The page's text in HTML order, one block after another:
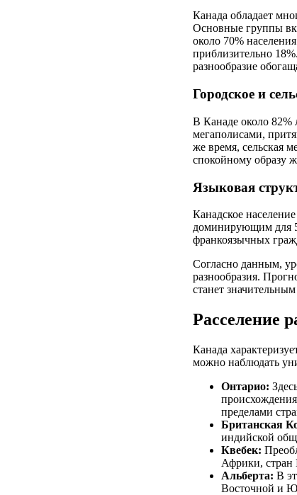
Канада обладает
Основные группы
около 70%
приблизительно
разнообразие
Городское и
В Канаде около
мегаполисами,
же время, сельская
спокойному образу
Языковая
Канадское
доминирующим для
франкоязычных
Согласно данным,
разнообразия.
станет
Расселение
Канада
можно наблюдать
Онтарио:
пределами
Британская
индийской
Квебек:
Африки, стран
Альберта: В
Восточной и